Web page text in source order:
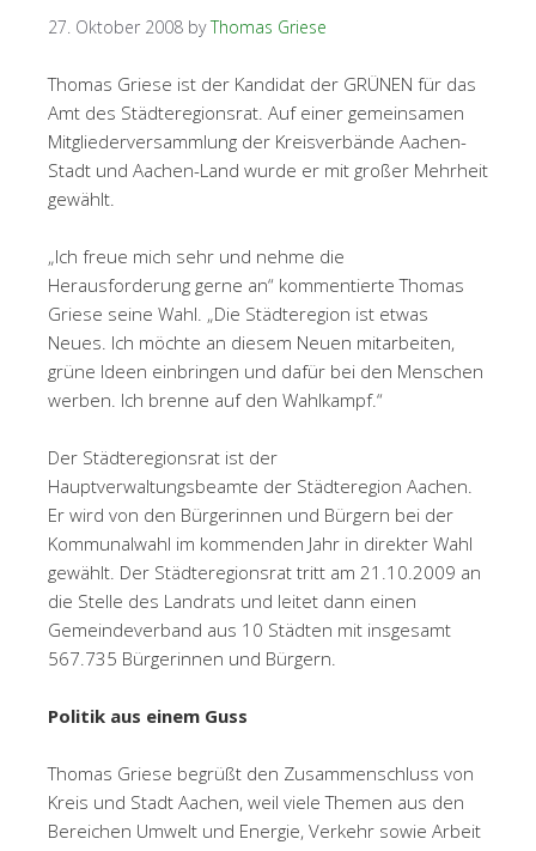
27. Oktober 2008 byThomas Griese
Thomas Griese ist der Kandidat der GRÜNEN für das
Amt des Städteregionsrat. Auf einer gemeinsamen
Mitgliederversammlung der Kreisverbände Aachen-
Stadt und Aachen-Land wurde er mit großer Mehrheit
gewählt.
„Ich freue mich sehr und nehme die
Herausforderung gerne an“ kommentierte Thomas
Griese seine Wahl. „Die Städteregion ist etwas
Neues. Ich möchte an diesem Neuen mitarbeiten,
grüne Ideen einbringen und dafür bei den Menschen
werben. Ich brenne auf den Wahlkampf.“
Der Städteregionsrat ist der
Hauptverwaltungsbeamte der Städteregion Aachen.
Er wird von den Bürgerinnen und Bürgern bei der
Kommunalwahl im kommenden Jahr in direkter Wahl
gewählt. Der Städteregionsrat tritt am 21.10.2009 an
die Stelle des Landrats und leitet dann einen
Gemeindeverband aus 10 Städten mit insgesamt
567.735 Bürgerinnen und Bürgern.
Politik aus einem Guss
Thomas Griese begrüßt den Zusammenschluss von
Kreis und Stadt Aachen, weil viele Themen aus den
Bereichen Umwelt und Energie, Verkehr sowie Arbeit